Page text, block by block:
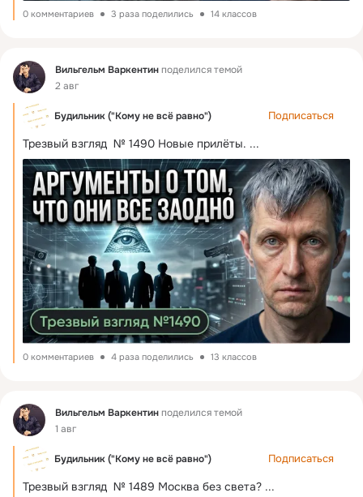
0 комментариев 3 раза поделились 14 классов
Фид Вильгельм Варкентинподелился темой
2 авг
Будильник ("Кому не всё равно") Подписаться
Трезвый взгляд  № 1490 Новые прилёты. ...
0 комментариев 4 раза поделились 13 классов
Фид Вильгельм Варкентинподелился темой
1 авг
Будильник ("Кому не всё равно") Подписаться
Трезвый взгляд  № 1489 Москва без света? ...